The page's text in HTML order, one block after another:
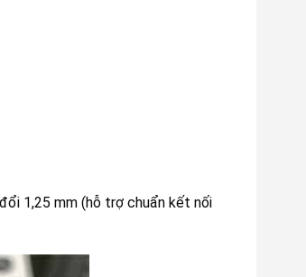
1,25 mm (hỗ trợ chuẩn kết nối